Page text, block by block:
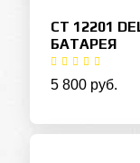
СТ 12201
БАТАРЕЯ
5 800 руб.